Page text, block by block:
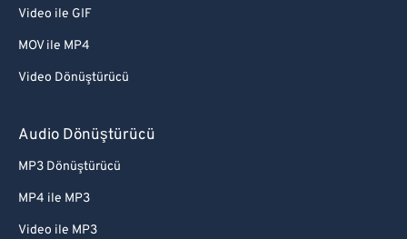
Video ile GIF
MOV ile MP4
Video Dönüştürücü
Audio Dönüştürücü
MP3 Dönüştürücü
MP4 ile MP3
Video ile MP3